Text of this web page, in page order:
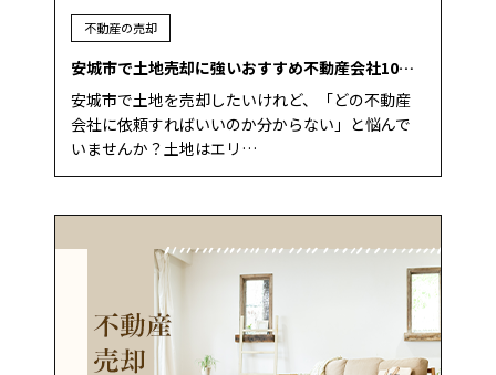
不動産の売却
安城市で土地売却に強いおすすめ不動産会社10…
安城市で土地を売却したいけれど、「どの不動産
会社に依頼すればいいのか分からない」と悩んで
いませんか？土地はエリ…